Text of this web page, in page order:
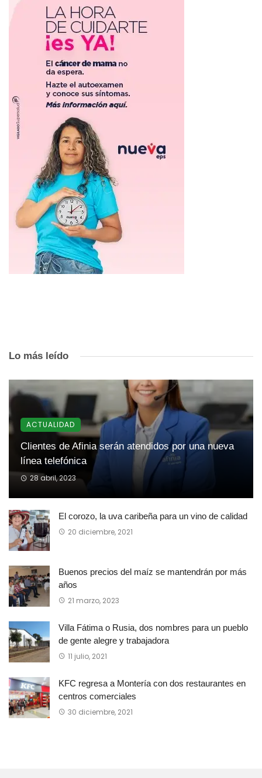
Lo más leído
ACTUALIDAD
Clientes de Afinia serán atendidos por una nueva
línea telefónica
28 abril, 2023
El corozo, la uva caribeña para un vino de calidad
20 diciembre, 2021
Buenos precios del maíz se mantendrán por más
años
21 marzo, 2023
Villa Fátima o Rusia, dos nombres para un pueblo
de gente alegre y trabajadora
11 julio, 2021
KFC regresa a Montería con dos restaurantes en
centros comerciales
30 diciembre, 2021